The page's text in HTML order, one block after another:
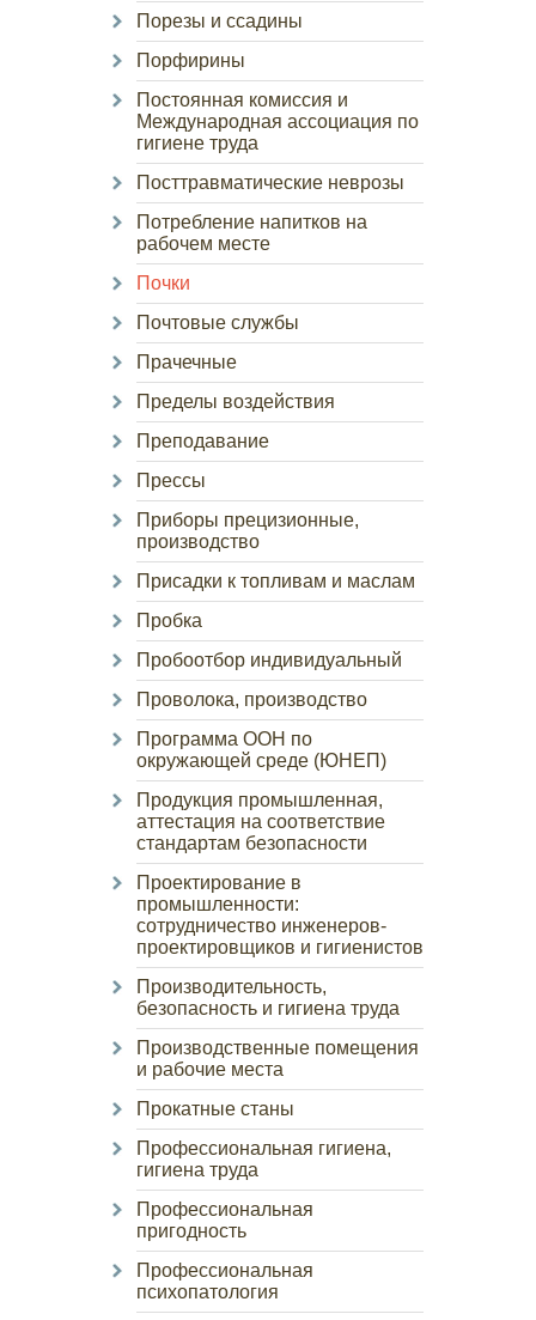
Порезы и ссадины
Порфирины
Постоянная комиссия и
Международная ассоциация по
гигиене труда
Посттравматические неврозы
Потребление напитков на
рабочем месте
Почки
Почтовые службы
Прачечные
Пределы воздействия
Преподавание
Прессы
Приборы прецизионные,
производство
Присадки к топливам и маслам
Пробка
Пробоотбор индивидуальный
Проволока, производство
Программа ООН по
окружающей среде (ЮНЕП)
Продукция промышленная,
аттестация на соответствие
стандартам безопасности
Проектирование в
промышленности:
сотрудничество инженеров-
проектировщиков и гигиенистов
Производительность,
безопасность и гигиена труда
Производственные помещения
и рабочие места
Прокатные станы
Профессиональная гигиена,
гигиена труда
Профессиональная
пригодность
Профессиональная
психопатология